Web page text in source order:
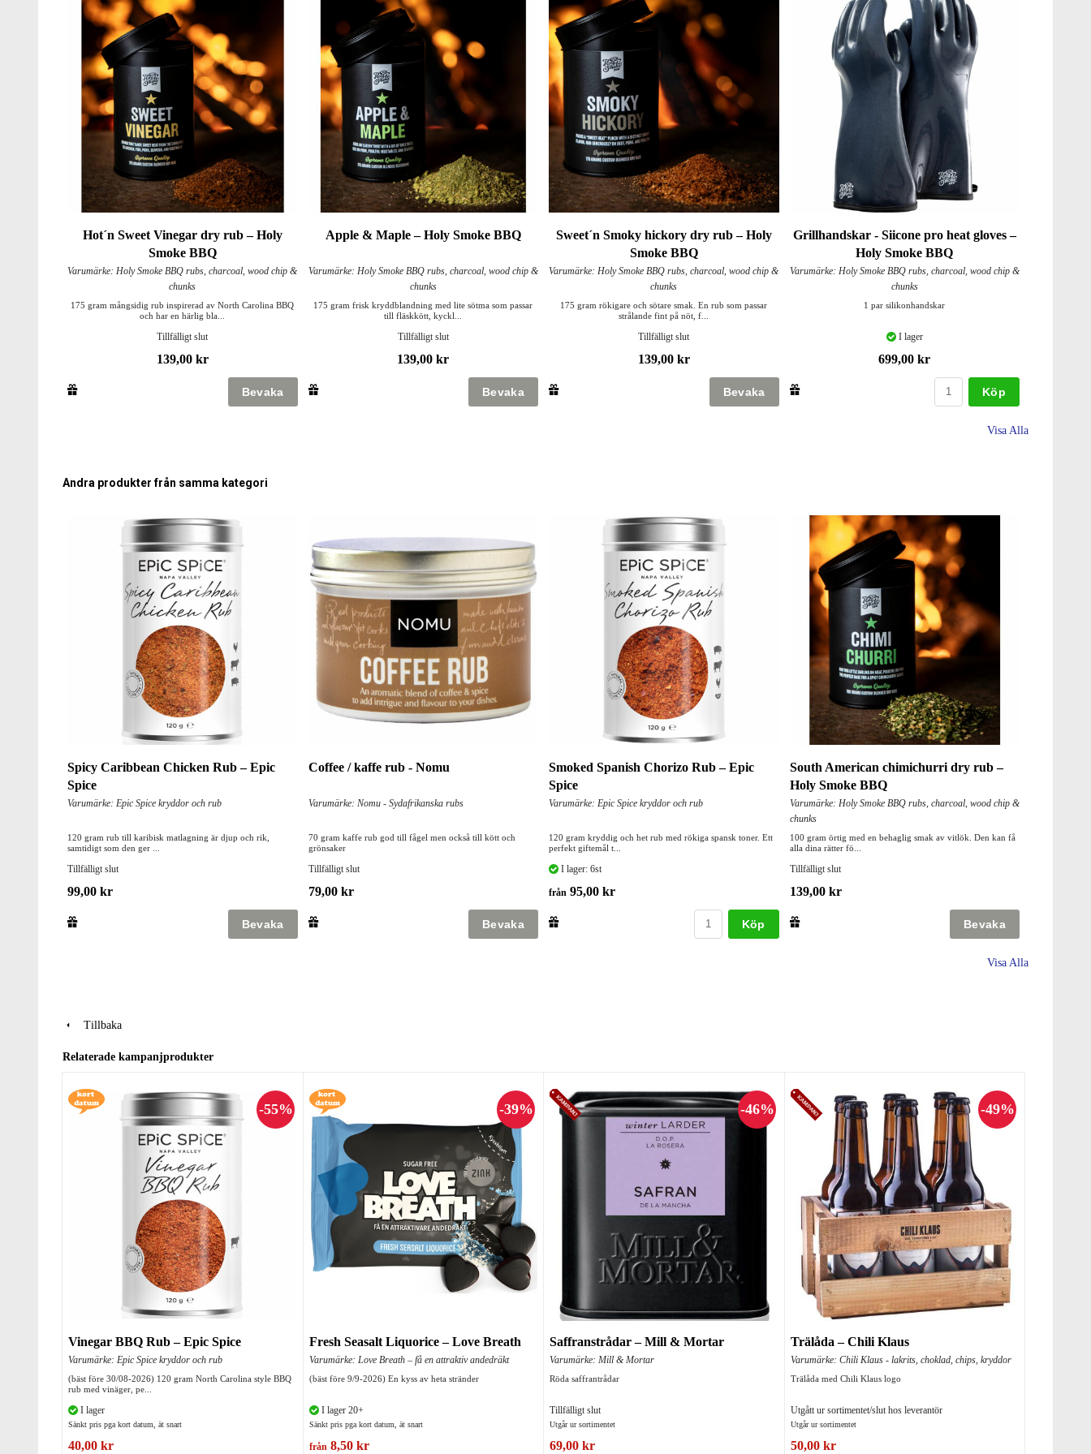
Hot´n Sweet Vinegar dry rub – Holy
Smoke BBQ
Varumärke: Holy Smoke BBQ rubs, charcoal, wood chip &
chunks
175 gram mångsidig rub inspirerad av North Carolina BBQ
och har en härlig bla...
Tillfälligt slut
139,00 kr
Apple & Maple – Holy Smoke BBQ
Varumärke: Holy Smoke BBQ rubs, charcoal, wood chip &
chunks
175 gram frisk kryddblandning med lite sötma som passar
till fläskkött, kyckl...
Tillfälligt slut
139,00 kr
Sweet´n Smoky hickory dry rub – Holy
Smoke BBQ
Varumärke: Holy Smoke BBQ rubs, charcoal, wood chip &
chunks
175 gram rökigare och sötare smak. En rub som passar
strålande fint på nöt, f...
Tillfälligt slut
139,00 kr
Grillhandskar - Siicone pro heat gloves –
Holy Smoke BBQ
Varumärke: Holy Smoke BBQ rubs, charcoal, wood chip &
chunks
1 par silikonhandskar
I lager
699,00 kr
Köp
Visa Alla
Andra produkter från samma kategori
Spicy Caribbean Chicken Rub – Epic
Spice
Varumärke: Epic Spice kryddor och rub
120 gram rub till karibisk matlagning är djup och rik,
samtidigt som den ger ...
Tillfälligt slut
99,00 kr
Coffee / kaffe rub - Nomu
Varumärke: Nomu - Sydafrikanska rubs
70 gram kaffe rub god till fågel men också till kött och
grönsaker
Tillfälligt slut
79,00 kr
Smoked Spanish Chorizo Rub – Epic
Spice
Varumärke: Epic Spice kryddor och rub
120 gram kryddig och het rub med rökiga spansk toner. Ett
perfekt giftemål t...
I lager: 6st
från 95,00 kr
Köp
South American chimichurri dry rub –
Holy Smoke BBQ
Varumärke: Holy Smoke BBQ rubs, charcoal, wood chip &
chunks
100 gram örtig med en behaglig smak av vitlök. Den kan få
alla dina rätter fö...
Tillfälligt slut
139,00 kr
Visa Alla
Tillbaka
Relaterade kampanjprodukter
Vinegar BBQ Rub – Epic Spice
Varumärke: Epic Spice kryddor och rub
(bäst före 30/08-2026) 120 gram North Carolina style BBQ
rub med vinäger, pe...
I lager
Sänkt pris pga kort datum, ät snart
40,00 kr
Fresh Seasalt Liquorice – Love Breath
Varumärke: Love Breath – få en attraktiv andedräkt
(bäst före 9/9-2026) En kyss av heta stränder
I lager 20+
Sänkt pris pga kort datum, ät snart
från 8,50 kr
Saffranstrådar – Mill & Mortar
Varumärke: Mill & Mortar
Röda saffrantrådar
Tillfälligt slut
Utgår ur sortimentet
69,00 kr
Trälåda – Chili Klaus
Varumärke: Chili Klaus - lakrits, choklad, chips, kryddor
Trälåda med Chili Klaus logo
Utgått ur sortimentet/slut hos leverantör
Utgår ur sortimentet
50,00 kr